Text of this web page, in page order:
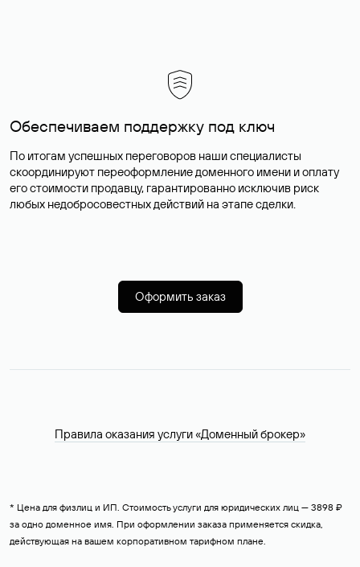
Обеспечиваем поддержку под ключ
По итогам успешных переговоров наши специалисты
скоординируют переоформление доменного имени и оплату
его стоимости продавцу, гарантированно исключив риск
любых недобросовестных действий на этапе сделки.
Оформить заказ
Правила оказания услуги «Доменный брокер»
* Цена для физлиц и ИП. Стоимость услуги для юридических лиц — 3898 ₽
за одно доменное имя. При оформлении заказа применяется скидка,
действующая на вашем корпоративном тарифном плане.